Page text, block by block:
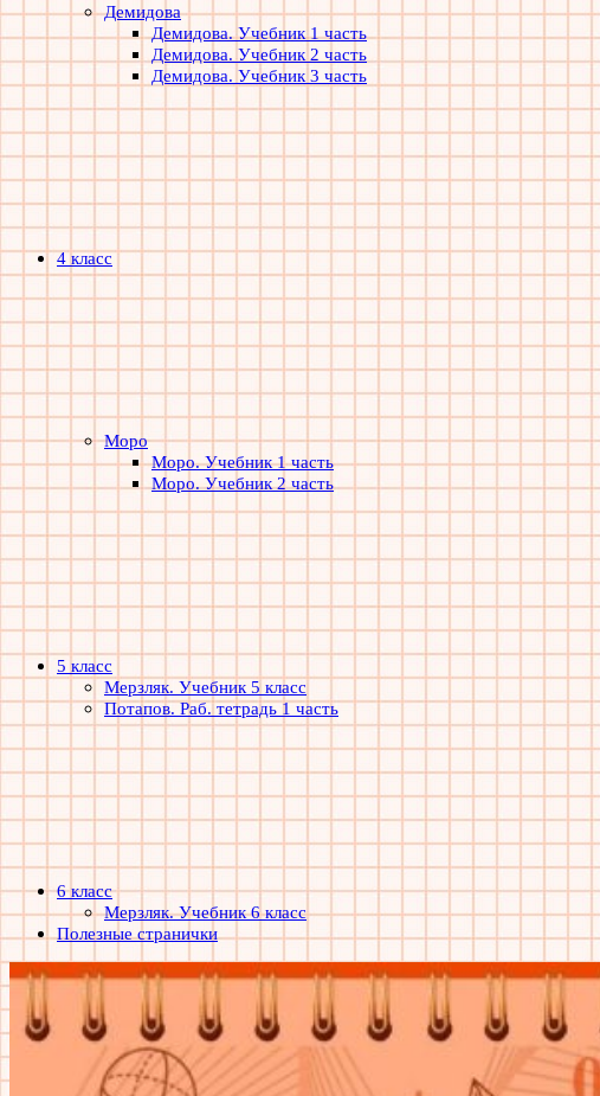
Демидова
Демидова. Учебник 1 часть
Демидова. Учебник 2 часть
Демидова. Учебник 3 часть
4 класс
Моро
Моро. Учебник 1 часть
Моро. Учебник 2 часть
5 класс
Мерзляк. Учебник 5 класс
Потапов. Раб. тетрадь 1 часть
6 класс
Мерзляк. Учебник 6 класс
Полезные странички